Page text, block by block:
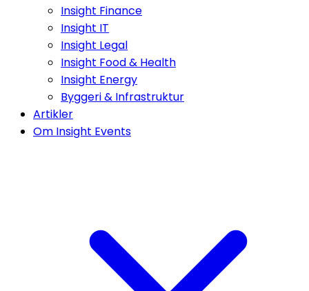
Insight Finance
Insight IT
Insight Legal
Insight Food & Health
Insight Energy
Byggeri & Infrastruktur
Artikler
Om Insight Events